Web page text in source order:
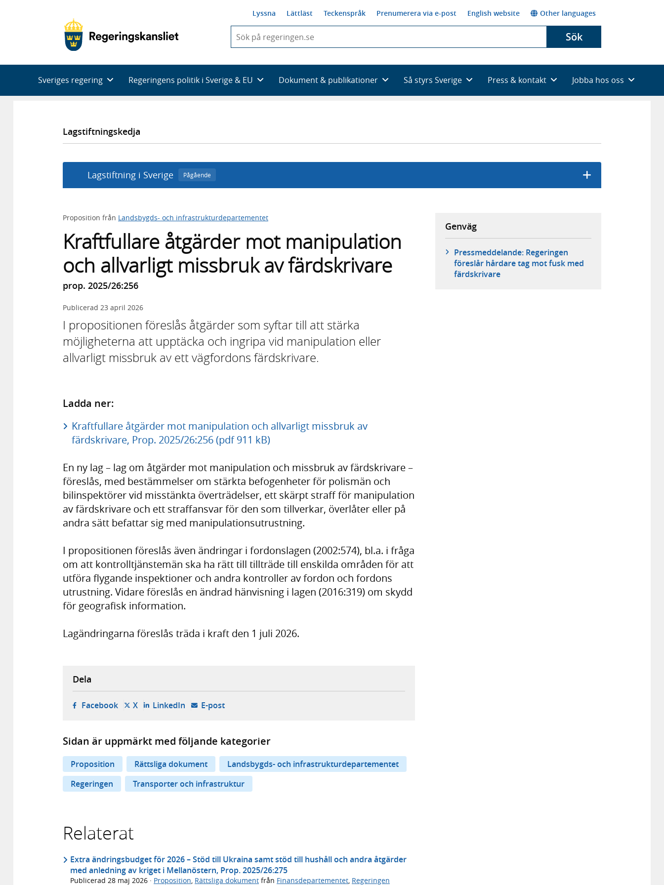
Lyssna Lättläst Teckenspråk Prenumerera via e-post English website Other languages
du
skriva
framträder
en
Sök
Sveriges regering Regeringens politik i Sverige & EU Dokument & publikationer Så styrs Sverige Press & kontakt Jobba hos oss
Lagstiftningskedja
Lagstiftning i Sverige Pågående
Proposition från Landsbygds- och infrastrukturdepartementet
Kraftfullare åtgärder mot manipulation
och allvarligt missbruk av färdskrivare
prop. 2025/26:256
Publicerad 23 april 2026
I propositionen föreslås åtgärder som syftar till att stärka
möjligheterna att upptäcka och ingripa vid manipulation eller
allvarligt missbruk av ett vägfordons färdskrivare.
Ladda ner:
Kraftfullare åtgärder mot manipulation och allvarligt missbruk av
färdskrivare, Prop. 2025/26:256 (pdf 911 kB)
En ny lag – lag om åtgärder mot manipulation och missbruk av färdskrivare –
föreslås, med bestämmelser om stärkta befogenheter för polismän och
bilinspektörer vid misstänkta överträdelser, ett skärpt straff för manipulation
av färdskrivare och ett straffansvar för den som tillverkar, överlåter eller på
andra sätt befattar sig med manipulationsutrustning.
I propositionen föreslås även ändringar i fordonslagen (2002:574), bl.a. i fråga
om att kontrolltjänstemän ska ha rätt till tillträde till enskilda områden för att
utföra flygande inspektioner och andra kontroller av fordon och fordons
utrustning. Vidare föreslås en ändrad hänvisning i lagen (2016:319) om skydd
för geografisk information.
Lagändringarna föreslås träda i kraft den 1 juli 2026.
Genväg
Pressmeddelande: Regeringen
föreslår hårdare tag mot fusk med
färdskrivare
Dela
Facebook- öppnas i ny flik, extern webbplats,
X- öppnas i ny flik, extern webbplats,
LinkedIn- öppnas i ny flik, extern webbplats,
E-post- öppnar din e-postklient,
Sidan är uppmärkt med följande kategorier
Proposition Rättsliga dokument
Landsbygds- och infrastrukturdepartementet
Regeringen
Transporter och infrastruktur
Relaterat
Extra ändringsbudget för 2026 – Stöd till Ukraina samt stöd till hushåll och andra åtgärder
med anledning av kriget i Mellanöstern, Prop. 2025/26:275
Publicerad 28 maj 2026 · Proposition, Rättsliga dokument från Finansdepartementet, Regeringen